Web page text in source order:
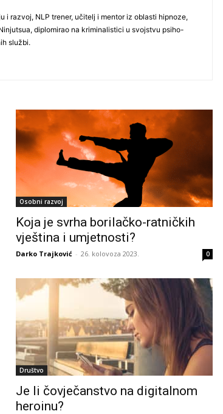
i razvoj, NLP trener, učitelj i mentor iz oblasti hipnoze,
diplomirao na kriminalistici u svojstvu psiho-
službi.
Osobni razvoj
Koja je svrha borilačko-ratničkih
vještina i umjetnosti?
Darko Trajković - 26. kolovoza 2023. 0
Društvo
Je li čovječanstvo na digitalnom
heroinu?